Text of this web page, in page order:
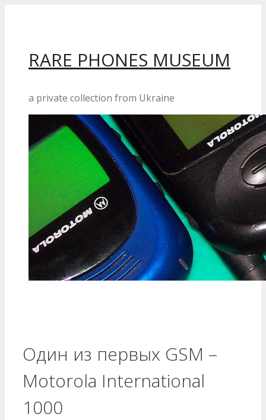
RARE PHONES MUSEUM
a private collection from Ukraine
Один из первых GSM –
Motorola International
1000